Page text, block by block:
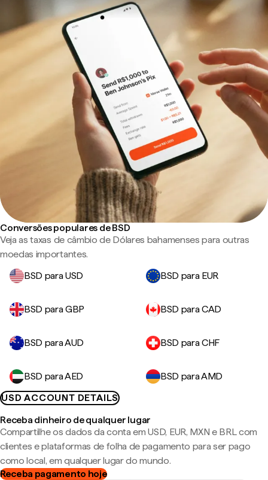
Conversões populares de BSD
Veja as taxas de câmbio de Dólares bahamenses para outras
moedas importantes.
BSD para USD
BSD para EUR
BSD para GBP BSD para CAD
BSD para AUD BSD para CHF
BSD para AED
BSD para AMD
USD ACCOUNT DETAILS
Receba dinheiro de qualquer lugar
Compartilhe os dados da conta em USD, EUR, MXN e BRL com
clientes e plataformas de folha de pagamento para ser pago
como local, em qualquer lugar do mundo.
Receba pagamento hoje